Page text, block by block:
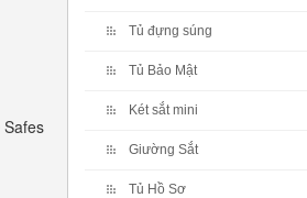
Tủ đựng súng
Tủ Bảo Mật
Két sắt mini
Giường Sắt
Tủ Hồ Sơ